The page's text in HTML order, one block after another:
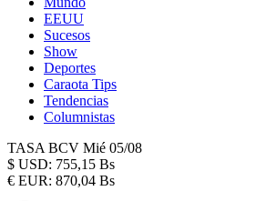
EEUU
Sucesos
Show
Deportes
Caraota Tips
Tendencias
Columnistas
TASA BCV Mié 05/08
$ USD: 755,15 Bs
€ EUR: 870,04 Bs